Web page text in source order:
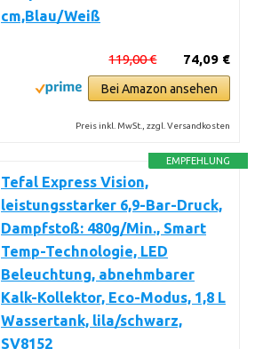
cm,Blau/Weiß
74,09 €
119,00 €
Bei Amazon ansehen
Preis inkl. MwSt., zzgl. Versandkosten
EMPFEHLUNG
Tefal Express Vision,
leistungsstarker 6,9-Bar-Druck,
Dampfstoß: 480g/Min., Smart
Temp-Technologie, LED
Beleuchtung, abnehmbarer
Kalk-Kollektor, Eco-Modus, 1,8 L
Wassertank, lila/schwarz,
SV8152